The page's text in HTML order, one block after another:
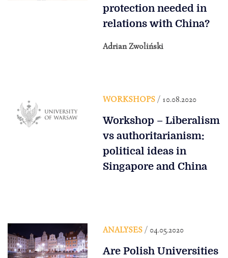
protection needed in
relations with China?
Adrian Zwoliński
WORKSHOPS/ 10.08.2020
Workshop – Liberalism
vs authoritarianism:
political ideas in
Singapore and China
ANALYSES/ 04.05.2020
Are Polish Universities